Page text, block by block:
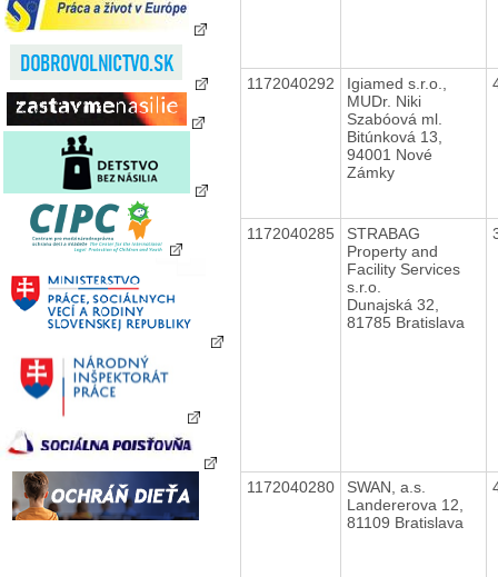
1172040292
Igiamed s.r.o.,
MUDr. Niki
Szabóová ml.
Bitúnková 13,
94001 Nové
Zámky
1172040285
STRABAG
Property and
Facility Services
s.r.o.
Dunajská 32,
81785 Bratislava
1172040280
SWAN, a.s.
Landererova 12,
81109 Bratislava